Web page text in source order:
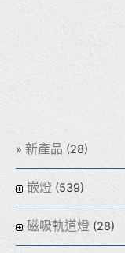
新產品 (28)
嵌燈 (539)
磁吸軌道燈 (28)